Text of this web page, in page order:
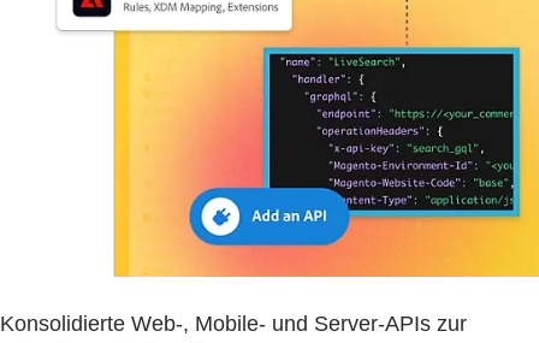
Konsolidierte Web-, Mobile- und Server-APIs zur